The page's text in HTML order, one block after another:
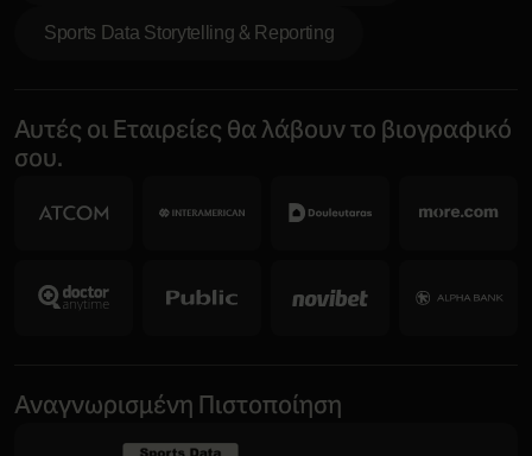
Sports Data Storytelling & Reporting
Αυτές οι Εταιρείες θα λάβουν το βιογραφικό
σου.
Αναγνωρισμένη Πιστοποίηση